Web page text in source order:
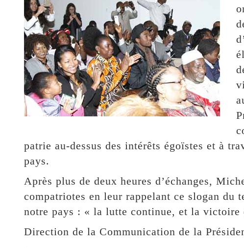
patrie au-dessus des intérêts égoïstes et à
pays.
Après plus de deux heures d’échanges,
compatriotes en leur rappelant ce slogan du
notre pays : « la lutte continue, et la victoire
Direction de la Communication de la